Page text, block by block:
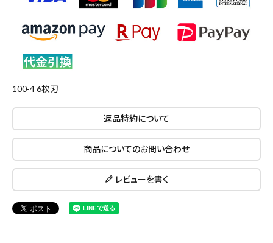
100-4 6枚刃
返品特約について
商品についてのお問い合わせ
レビューを書く